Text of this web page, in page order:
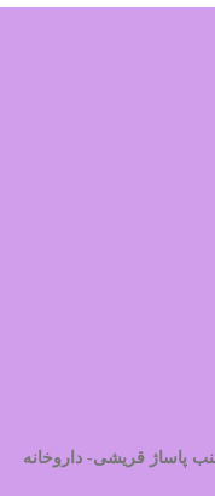
پاساژ قریشی- داروخانه